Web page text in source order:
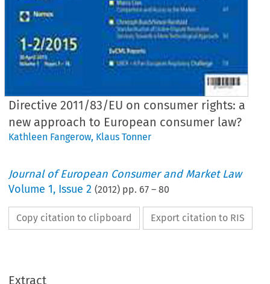
Directive 2011/83/EU on consumer rights: a
new approach to European consumer law?
Kathleen Fangerow, Klaus Tonner
Journal of European Consumer and Market Law
Volume1, Issue 2 (2012) pp. 67 –80
Copy citation to clipboard Export citation to RIS
Extract